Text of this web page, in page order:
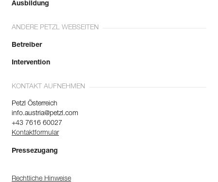
Ausbildung
ANDERE PETZL WEBSEITEN
Betreiber
Intervention
KONTAKT AUFNEHMEN
Petzl Österreich
info.austria@petzl.com
+43 7616 60027
Kontaktformular
Pressezugang
Rechtliche Hinweise